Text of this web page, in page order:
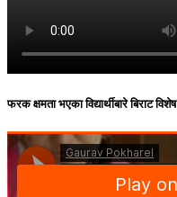
फरक क्षमता भएका विद्यार्थीबारे बिराट विशेष